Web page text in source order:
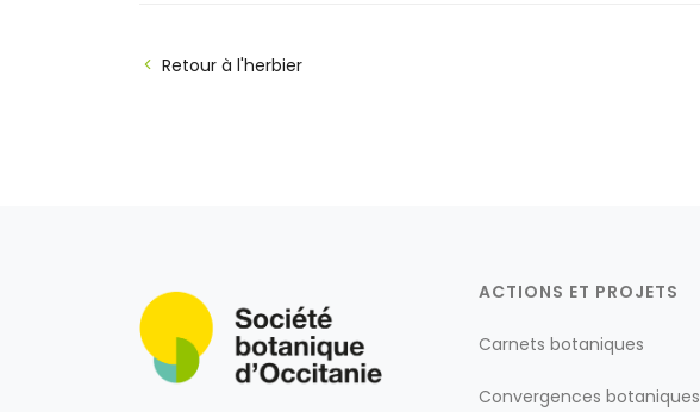
Retour à l'herbier
ACTIONS ET PROJETS
Carnets botaniques
Convergences botaniques